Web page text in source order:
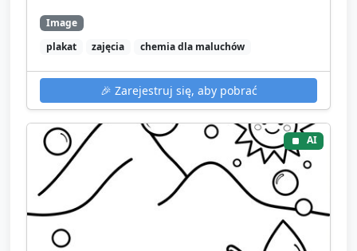
Image
plakat
zajęcia chemia dla maluchów
🎉 Zarejestruj się, aby pobrać
AI